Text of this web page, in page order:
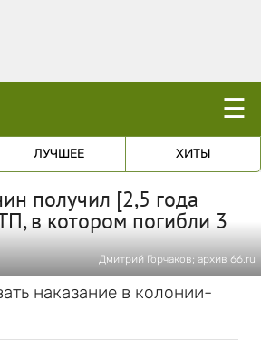
☰
ЛУЧШЕЕ ХИТЫ
получил [2,5 года
в котором погибли 3
Дмитрий Горчаков; архив 66.ru
наказание в колонии-